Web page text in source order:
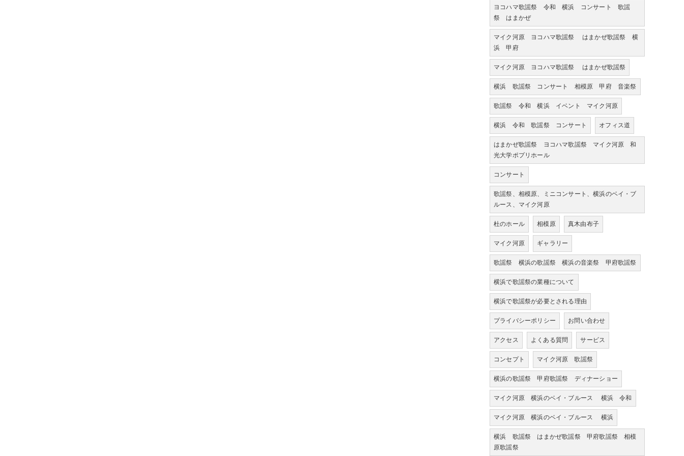
ヨコハマ歌謡祭 令和 横浜 コンサート 歌謡
祭 はまかぜ
マイク河原 ヨコハマ歌謡祭 はまかぜ歌謡祭 横
浜 甲府
マイク河原 ヨコハマ歌謡祭 はまかぜ歌謡祭
横浜 歌謡祭 コンサート 相模原 甲府 音楽祭
歌謡祭 令和 横浜 イベント マイク河原
横浜 令和 歌謡祭 コンサート
オフィス道
はまかぜ歌謡祭 ヨコハマ歌謡祭 マイク河原 和
光大学ポプリホール
コンサート
歌謡祭、相模原、ミニコンサート、横浜のベイ・ブ
ルース、マイク河原
杜のホール
相模原
真木由布子
マイク河原
ギャラリー
歌謡祭 横浜の歌謡祭 横浜の音楽祭 甲府歌謡祭
横浜で歌謡祭の業種について
横浜で歌謡祭が必要とされる理由
プライバシーポリシー
お問い合わせ
アクセス
よくある質問
サービス
コンセプト
マイク河原 歌謡祭
横浜の歌謡祭 甲府歌謡祭 ディナーショー
マイク河原 横浜のベイ・ブルース 横浜 令和
マイク河原 横浜のベイ・ブルース 横浜
横浜 歌謡祭 はまかぜ歌謡祭 甲府歌謡祭 相模
原歌謡祭